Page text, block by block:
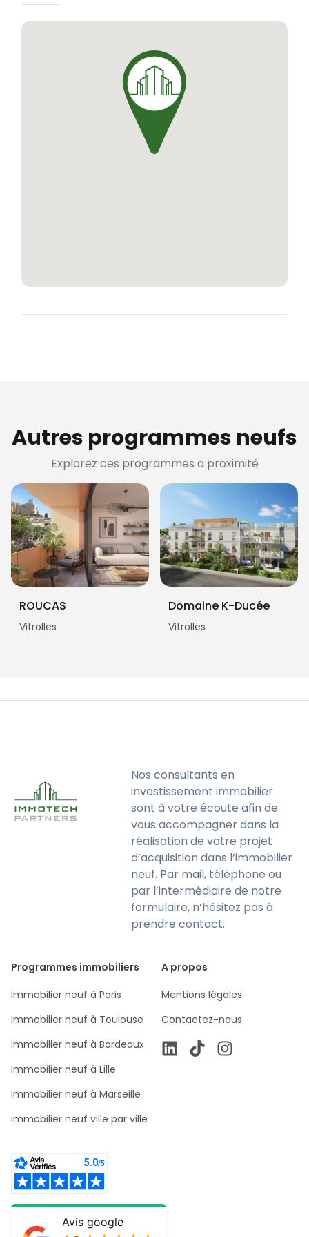
Autres programmes neufs
Explorez ces programmes a proximité
ROUCAS
Vitrolles
Domaine K-Ducée
Vitrolles
Nos consultants en
investissement immobilier
sont à votre écoute afin de
vous accompagner dans la
réalisation de votre projet
d’acquisition dans l’immobilier
neuf. Par mail, téléphone ou
par l’intermédiaire de notre
formulaire, n’hésitez pas à
prendre contact.
Programmes immobiliers
Immobilier neuf à Paris
Immobilier neuf à Toulouse
Immobilier neuf à Bordeaux
Immobilier neuf à Lille
Immobilier neuf à Marseille
Immobilier neuf ville par ville
A propos
Mentions légales
Contactez-nous
Avis google